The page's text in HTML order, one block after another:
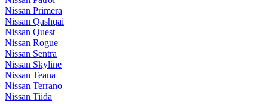
Nissan Primera
Nissan Qashqai
Nissan Quest
Nissan Rogue
Nissan Sentra
Nissan Skyline
Nissan Teana
Nissan Terrano
Nissan Tiida